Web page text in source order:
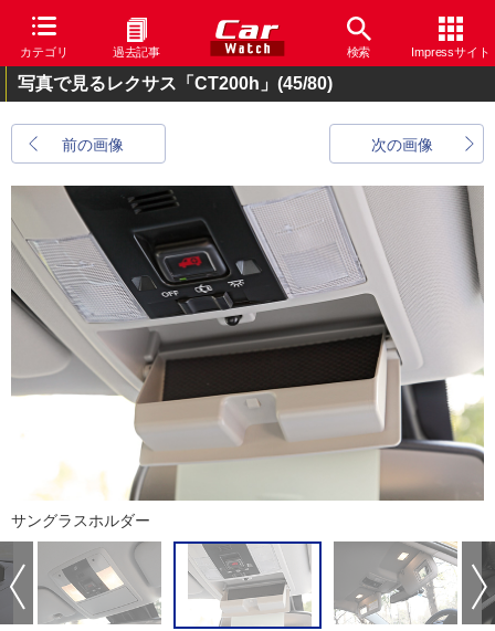
カテゴリ 過去記事 検索 Impressサイト
写真で見るレクサス「CT200h」 (45/80)
前の画像 次の画像
サングラスホルダー